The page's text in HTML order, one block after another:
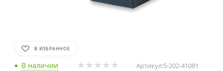
В ИЗБРАННОЕ
В наличии Артикул:5-202-41081